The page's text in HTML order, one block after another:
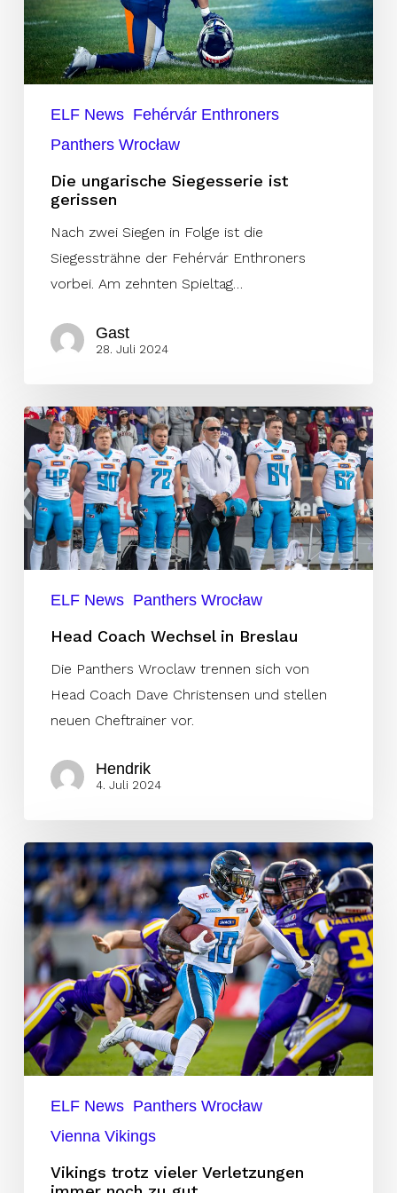
ELF News Fehérvár Enthroners
Panthers Wrocław
Die ungarische Siegesserie ist
gerissen
Nach zwei Siegen in Folge ist die
Siegessträhne der Fehérvár Enthroners
vorbei. Am zehnten Spieltag…
Gast
28. Juli 2024
Head
Coach
Wechsel
in
Breslau
ELF News Panthers Wrocław
Head Coach Wechsel in Breslau
Die Panthers Wroclaw trennen sich von
Head Coach Dave Christensen und stellen
neuen Cheftrainer vor.
Hendrik
4. Juli 2024
Vikings
trotz
vieler
Verletzungen
immer
noch
zu
gut
ELF News Panthers Wrocław
Vienna Vikings
Vikings trotz vieler Verletzungen